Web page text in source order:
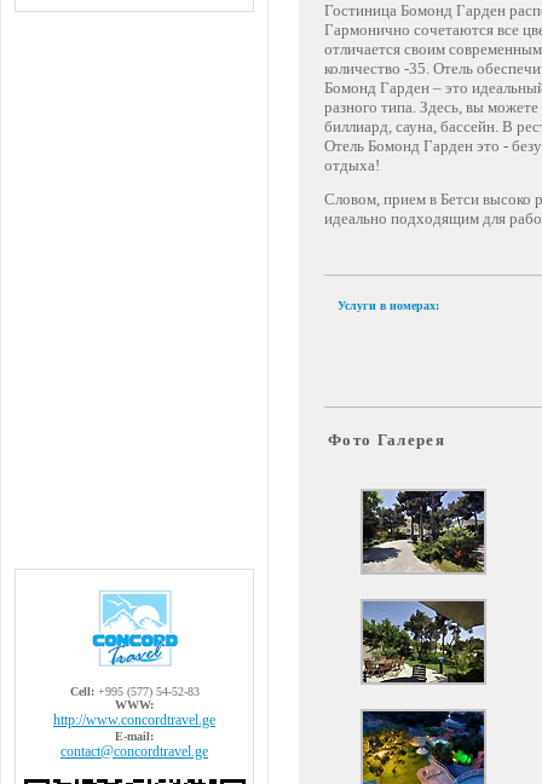
Cell:+995 (577) 54-52-83
WWW:
http://www.concordtravel.ge
E-mail:
contact@concordtravel.ge
Гостиница Бомонд Гарден
Гармонично сочетаются все
отличается своим
количество -35. Отель
Бомонд Гарден – это
разного типа. Здесь, вы
биллиард, сауна, бассейн. В
Отель Бомонд Гарден это -
отдыха!
Словом, прием в Бетси
идеально подходящим для
Услуги в номерах:
Фото Галерея